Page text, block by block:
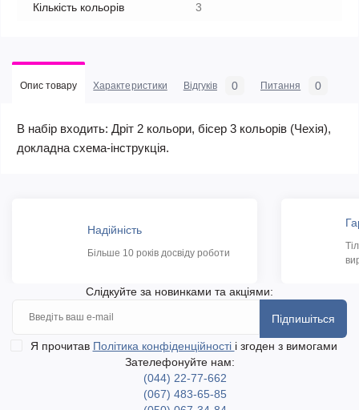
Кількість кольорів 3
Опис товару Характеристики Відгуків 0 Питання 0
В набір входить: Дріт 2 кольори, бісер 3 кольорів (Чехія),
докладна схема-інструкція.
Надійність
Більше 10 років досвіду роботи
Слідкуйте за новинками та акціями:
Підпишіться
Я прочитав Політика конфіденційності і згоден з вимогами
Зателефонуйте нам:
(044) 22-77-662
(067) 483-65-85